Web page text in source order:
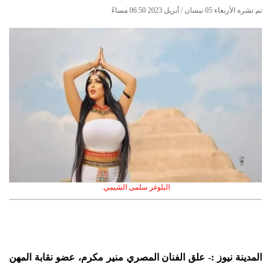
تم نشره الأربعاء 05 نيسان / أبريل 2023 06:50 مساءً
البلوغر سلمى الشيمي.
المدينة نيوز :- علق الفنان المصري منير مكرم، عضو نقابة المهن